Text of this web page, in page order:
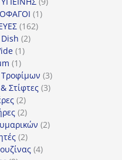
11
162162
22
11
11
προϊόν33
προϊόντα
Στίφτες 33
22
προϊόντα
22
προϊόντα
22
22
προϊόντα
44